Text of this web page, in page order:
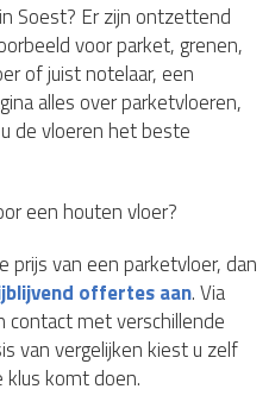
Soest? Er zijn ontzettend
voor parket, grenen,
of juist notelaar, een
alles over parketvloeren,
de vloeren het beste
een houten vloer?
van een parketvloer, dan
offertes aan. Via
met verschillende
van vergelijken kiest u zelf
komt doen.